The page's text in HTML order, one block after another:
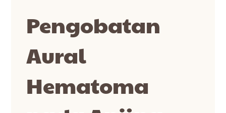
Pengobatan
Aural
Hematoma